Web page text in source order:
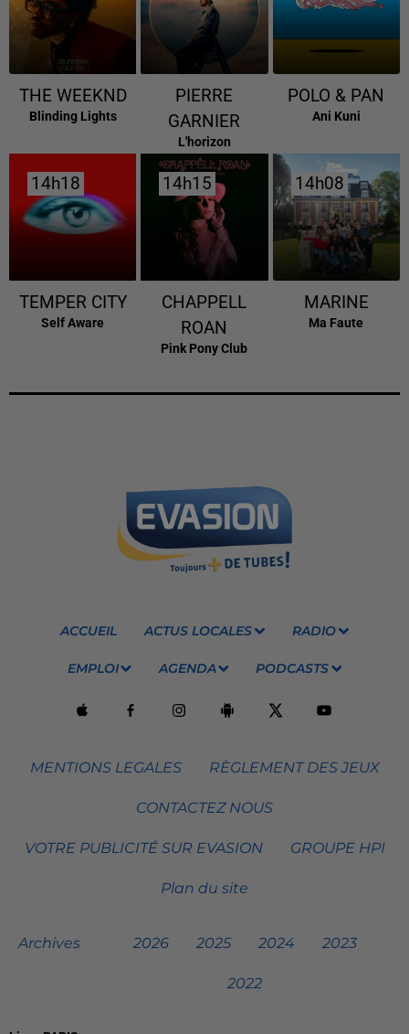
THE WEEKND
Blinding Lights
PIERRE
GARNIER
L'horizon
POLO & PAN
Ani Kuni
14h18
14h18
TEMPER CITY
Self Aware
14h15
14h15
CHAPPELL
ROAN
Pink Pony Club
14h08
14h08
MARINE
Ma Faute
ACCUEIL ACTUS LOCALES RADIO
EMPLOI AGENDA PODCASTS
MENTIONS LEGALES RÈGLEMENT DES JEUX
CONTACTEZ NOUS
VOTRE PUBLICITÉ SUR EVASION GROUPE HPI
Plan du site
Archives 2026 2025 2024 2023
2022